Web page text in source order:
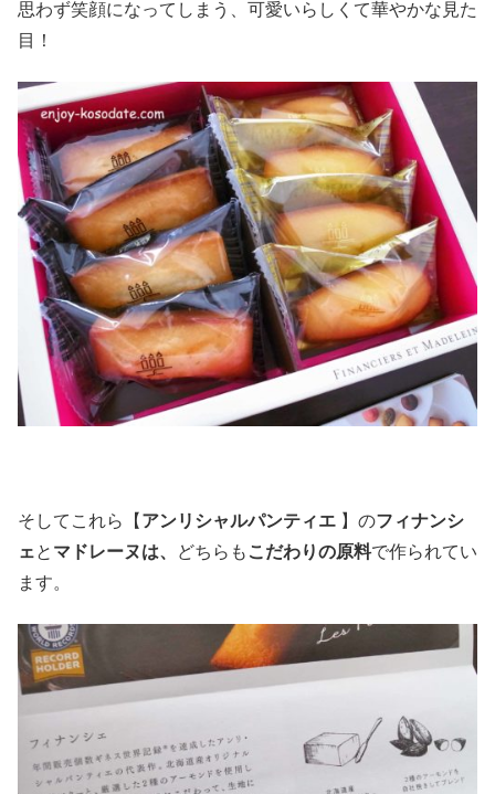
思わず笑顔になってしまう、可愛いらしくて華やかな見た
目！
そしてこれら【 アンリシャルパンティエ 】のフィナンシ
ェと マドレーヌは、 どちらも こだわりの原料で作られてい
ます。